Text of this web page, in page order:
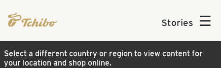
Stories ☰
Select a different country or region to view content for
your location and shop online.